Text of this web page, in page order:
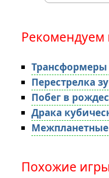
Рекомендуем
Трансформеры
Перестрелка
Побег в
Драка
Межпланетные
Похожие